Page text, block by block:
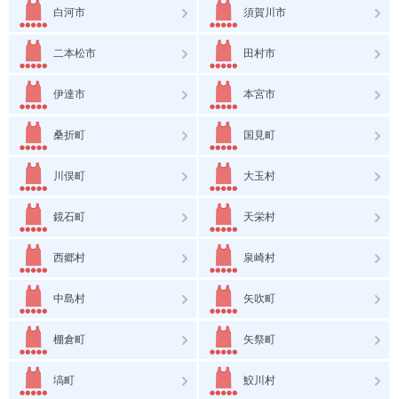
白河市 須賀川市
二本松市 田村市
伊達市 本宮市
桑折町 国見町
川俣町 大玉村
鏡石町 天栄村
西郷村 泉崎村
中島村 矢吹町
棚倉町 矢祭町
塙町 鮫川村